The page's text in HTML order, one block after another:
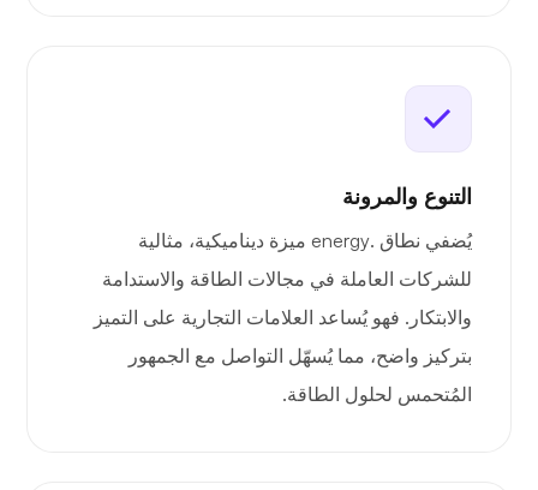
التنوع والمرونة
يُضفي نطاق .energy ميزة ديناميكية، مثالية
للشركات العاملة في مجالات الطاقة والاستدامة
والابتكار. فهو يُساعد العلامات التجارية على التميز
بتركيز واضح، مما يُسهّل التواصل مع الجمهور
المُتحمس لحلول الطاقة.